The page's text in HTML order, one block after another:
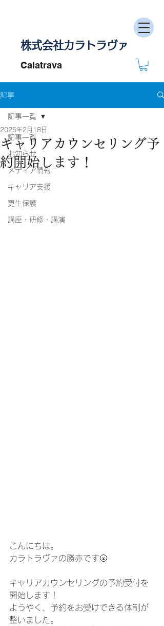
株式会社カラトラヴァ
Calatrava
記事
記事一覧
お知らせ
メディア情報
キャリア支援
更生保護
講座・研修・講演
記事一覧
キャリアカウンセリング予
約開始します！
2025年2月18日
こんにちは。
カラトラヴァの勝亦です🌝
キャリアカウンセリングの予約受付を
開始します！
ようやく、予約をお受けできる体制が
整いました。